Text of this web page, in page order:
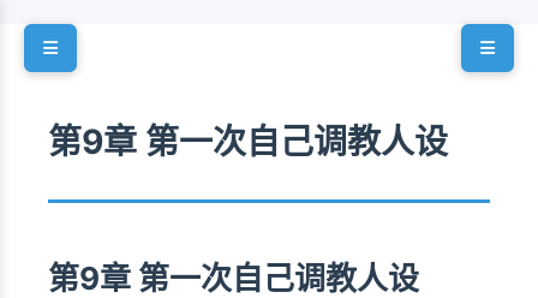
第9章 第一次自己调教人设
第9章 第一次自己调教人设